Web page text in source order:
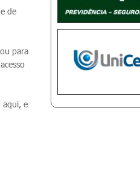
de
para
aqui, e